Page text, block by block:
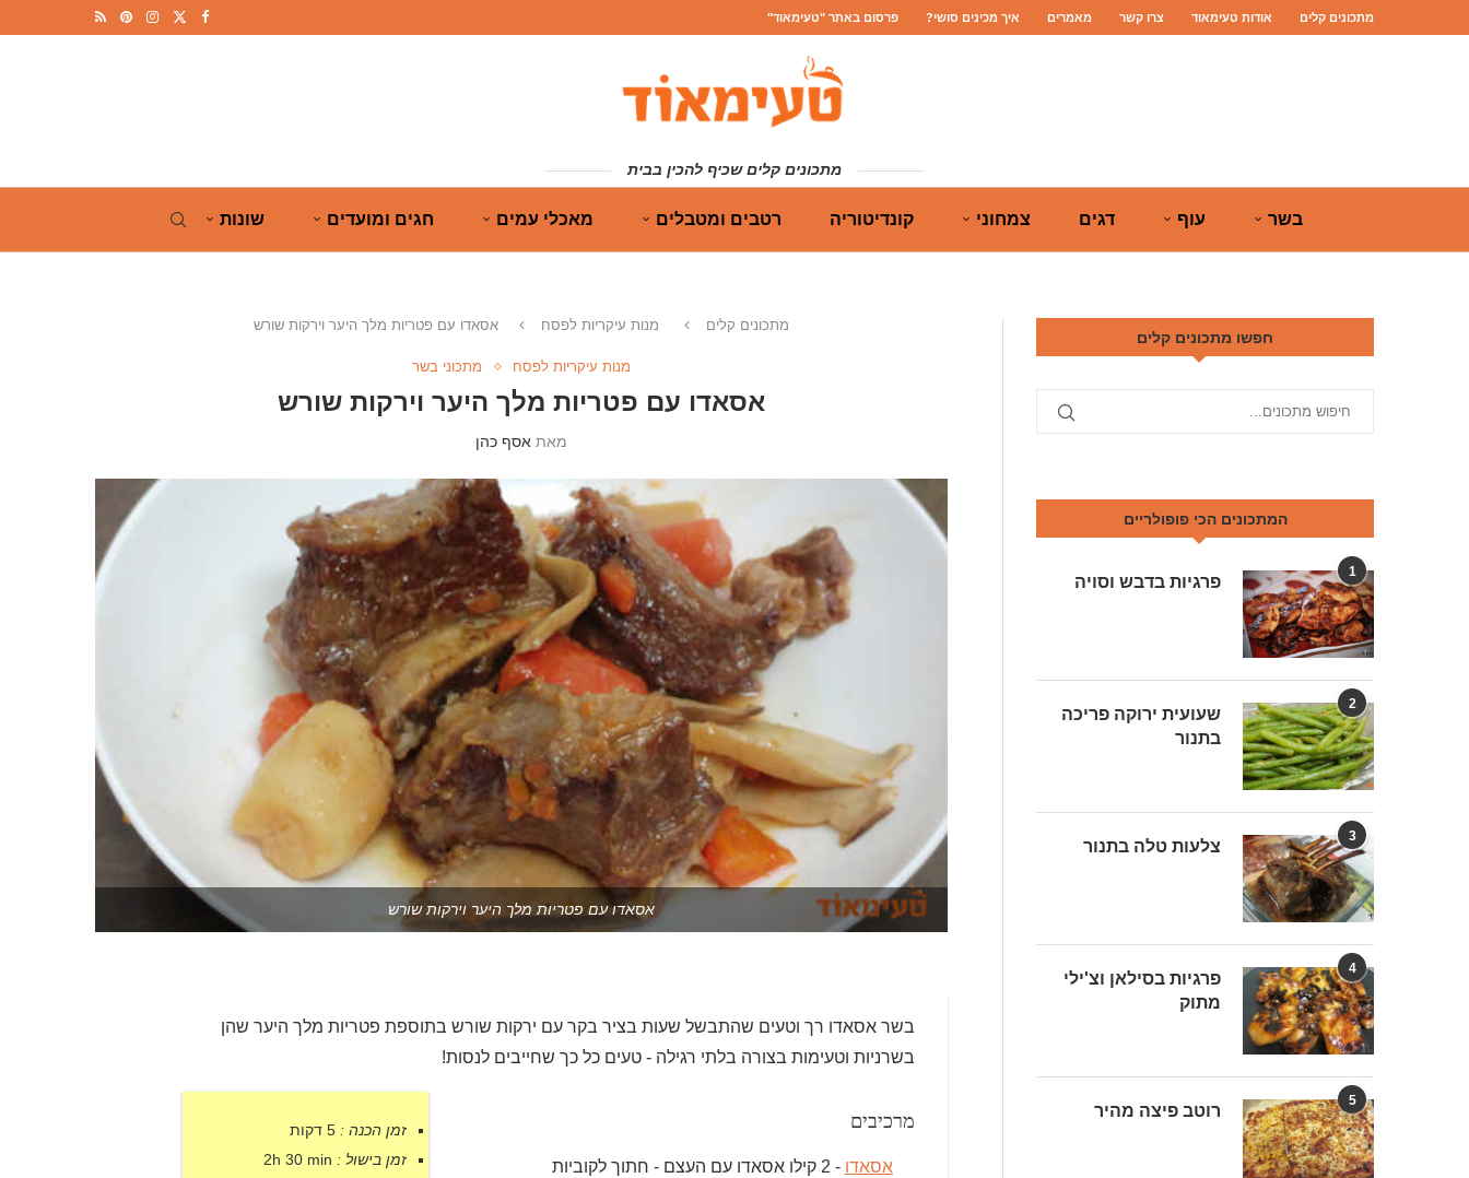
מתכונים קלים אודות טעימאוד צרו קשר מאמרים איך מכינים סושי? פרסום באתר "טעימאוד"
מתכונים קלים שכיף להכין בבית
בשר עוף דגים צמחוני קונדיטוריה רטבים ומטבלים מאכלי עמים חגים ומועדים שונות
מתכונים קלים מנות עיקריות לפסח אסאדו עם פטריות מלך היער וירקות שורש
מנות עיקריות לפסח מתכוני בשר
אסאדו עם פטריות מלך היער וירקות שורש
מאת אסף כהן
אסאדו עם פטריות מלך היער וירקות שורש
בשר אסאדו רך וטעים שהתבשל שעות בציר בקר עם ירקות שורש בתוספת פטריות מלך היער שהן
בשרניות וטעימות בצורה בלתי רגילה - טעים כל כך שחייבים לנסות!
זמן הכנה : 5 דקות
זמן בישול : 2h 30 min
מרכיבים
אסאדו - 2 קילו אסאדו עם העצם - חתוך לקוביות
חפשו מתכונים קלים
המתכונים הכי פופולריים
1
פרגיות בדבש וסויה
2
שעועית ירוקה פריכה
בתנור
3
צלעות טלה בתנור
4
פרגיות בסילאן וצ'ילי
מתוק
5
רוטב פיצה מהיר